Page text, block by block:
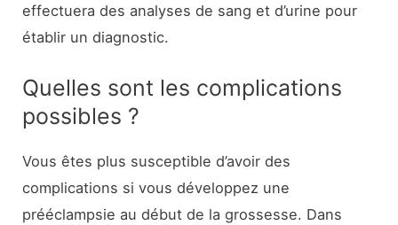
effectuera des analyses de sang et d’urine pour
établir un diagnostic.
Quelles sont les complications
possibles ?
Vous êtes plus susceptible d’avoir des
complications si vous développez une
prééclampsie au début de la grossesse. Dans